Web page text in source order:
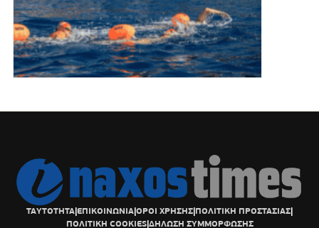
ΤΑΥΤΟΤΗΤΑ|ΕΠΙΚΟΙΝΩΝΙΑ|ΟΡΟΙ ΧΡΗΣΗΣ|ΠΟΛΙΤΙΚΗ ΠΡΟΣΤΑΣΙΑΣ|
ΠΟΛΙΤΙΚΗ COOKIES|ΔΗΛΩΣΗ ΣΥΜΜΟΡΦΩΣΗΣ